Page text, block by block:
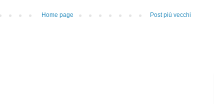
Post più vecchi
Home page